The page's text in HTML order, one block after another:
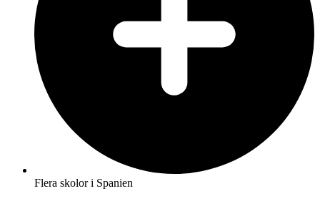
Flera skolor i Spanien